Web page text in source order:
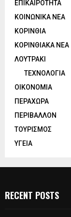
ΕΠΙΚΑΙΡΟΤΗΤΑ
ΚΟΙΝΩΝΙΚΑ ΝΕΑ
ΚΟΡΙΝΘΙΑ
ΚΟΡΙΝΘΙΑΚΑ ΝΕΑ
ΛΟΥΤΡΑΚΙ
ΤΕΧΝΟΛΟΓΙΑ
ΟΙΚΟΝΟΜΙΑ
ΠΕΡΑΧΩΡΑ
ΠΕΡΙΒΑΛΛΟΝ
ΤΟΥΡΙΣΜΟΣ
ΥΓΕΙΑ
RECENT POSTS